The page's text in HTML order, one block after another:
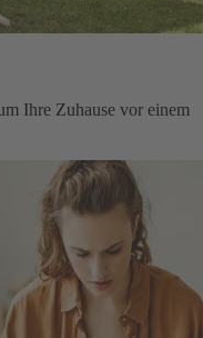
Ihre Zuhause vor einem